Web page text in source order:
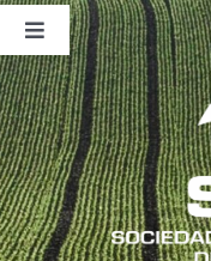
Saltar
contenido
Toggle
Navigation
Nosotros
Publicaciones
Sala de Prensa
Eventos